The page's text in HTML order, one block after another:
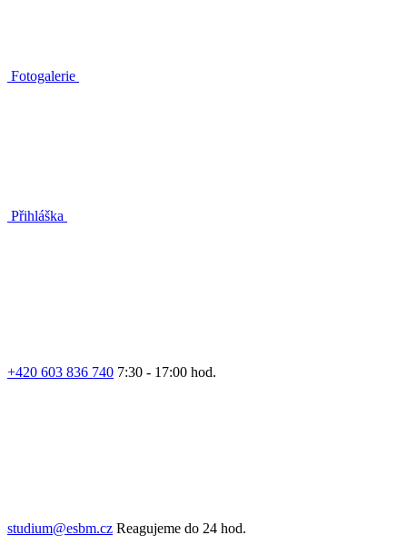
Fotogalerie
Přihláška
+420 603 836 740 7:30 - 17:00 hod.
studium@esbm.cz Reagujeme do 24 hod.